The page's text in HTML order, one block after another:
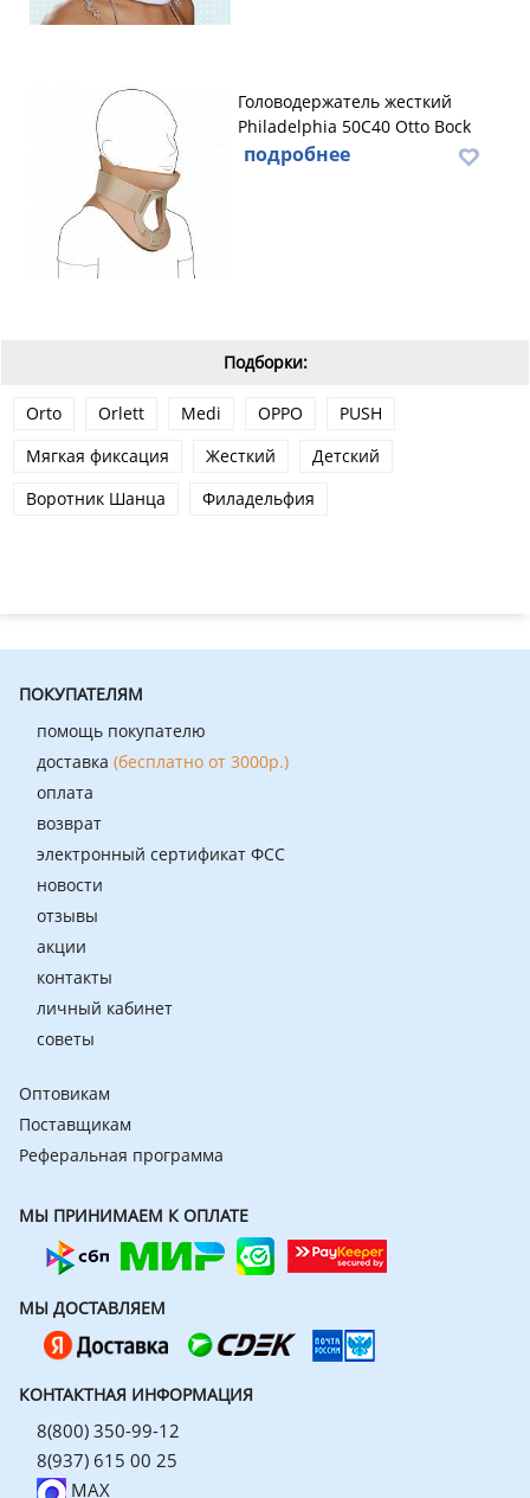
Головодержатель жесткий
Philadelphia 50C40 Otto Bock
подробнее
Подборки:
Orto Orlett Medi OPPO
PUSH
Мягкая фиксация
Жесткий
Детский
Воротник Шанца
Филадельфия
ПОКУПАТЕЛЯМ
помощь покупателю
доставка (бесплатно от 3000р.)
оплата
возврат
электронный сертификат ФСС
новости
отзывы
акции
контакты
личный кабинет
советы
Оптовикам
Поставщикам
Реферальная программа
МЫ ПРИНИМАЕМ К ОПЛАТЕ
МЫ ДОСТАВЛЯЕМ
КОНТАКТНАЯ ИНФОРМАЦИЯ
8(800) 350-99-12
8(937) 615 00 25
MAX